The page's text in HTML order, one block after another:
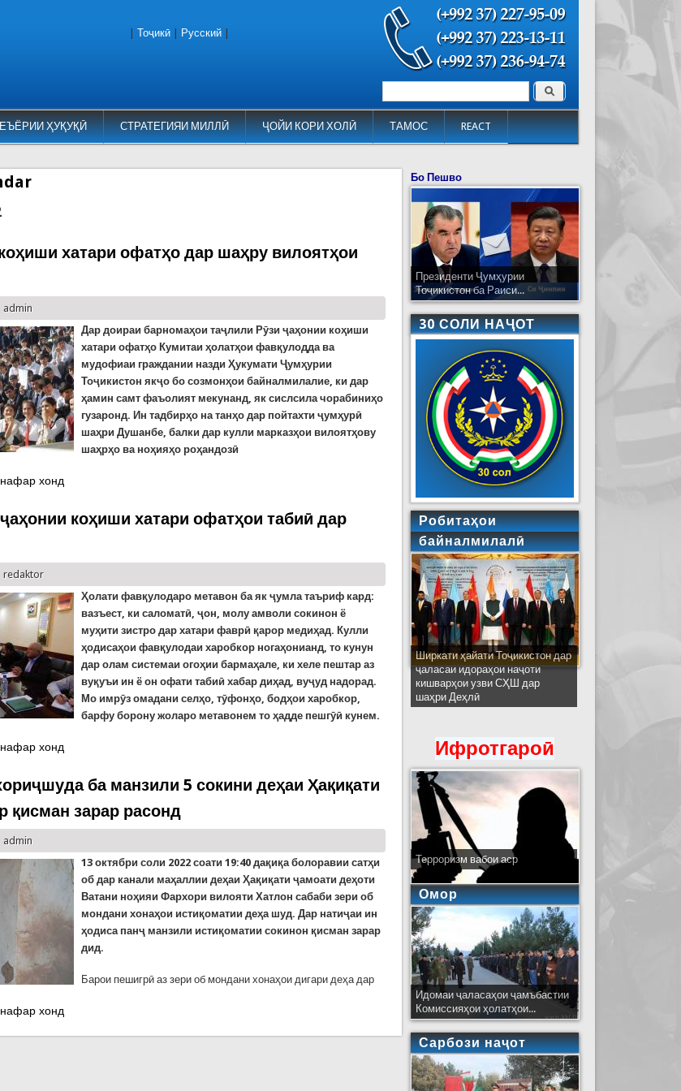
ҲУҚУҚӢ СТРАТЕГИЯИ МИЛЛӢ ҶОЙИ КОРИ ХОЛӢ ТАМОС REACT
Форма поиска Поиск
Тоҷикӣ Русский
хатари офатҳо дар шаҳру вилоятҳои
admin
Дар доираи барномаҳои таҷлили Рӯзи ҷаҳонии коҳиши
хатари офатҳо Кумитаи ҳолатҳои фавқулодда ва
мудофиаи граждании назди Ҳукумати Ҷумҳурии
Тоҷикистон якҷо бо созмонҳои байналмилалие, ки дар
ҳамин самт фаъолият мекунанд, як сислсила чорабиниҳо
гузаронд. Ин тадбирҳо на танҳо дар пойтахти ҷумҳурӣ
шаҳри Душанбе, балки дар кулли марказҳои вилоятҳову
шаҳрҳо ва ноҳияҳо роҳандозӣ
ҷаҳонии коҳиши хатари офатҳо дар шаҳру вилоятҳои кишвар
хонд
коҳиши хатари офатҳои табиӣ дар
redaktor
Ҳолати фавқулодаро метавон ба як ҷумла таъриф кард:
вазъест, ки саломатӣ, ҷон, молу амволи сокинон ё
муҳити зистро дар хатари фаврӣ қарор медиҳад. Кулли
ҳодисаҳои фавқулодаи харобкор ногаҳонианд, то кунун
дар олам системаи огоҳии бармаҳале, ки хеле пештар аз
вуқуъи ин ё он офати табиӣ хабар диҳад, вуҷуд надорад.
Мо имрӯз омадани селҳо, тӯфонҳо, бодҳои харобкор,
барфу борону жоларо метавонем то ҳадде пешгӯӣ кунем.
Рӯзи ҷаҳонии коҳиши хатари офатҳои табиӣ дар Тоҷикистон
хонд
ба манзили 5 сокини деҳаи Ҳақиқати
қисман зарар расонд
admin
13октябри соли 2022 соати 19:40 дақиқа болоравии сатҳи
об дар канали маҳаллии деҳаи Ҳақиқати ҷамоати деҳоти
Ватани ноҳияи Фархори вилояти Хатлон сабаби зери об
мондани хонаҳои истиқоматии деҳа шуд. Дар натиҷаи ин
ҳодиса панҷ манзили истиқоматии сокинон қисман зарар
дид.
Барои пешигрӣ аз зери об мондани хонаҳои дигари деҳа дар
канал хориҷшуда ба манзили 5 сокини деҳаи Ҳақиқати ноҳияи Фархор қисман зарар расонд
хонд
Бо Пешво
Президенти Ҷумҳурии
Тоҷикистон ба Раиси...
30 СОЛИ НАҶОТ
Робитаҳои
байналмилалӣ
Ширкати ҳайати Тоҷикистон дар
ҷаласаи идораҳои наҷоти
кишварҳои узви СҲШ дар
шаҳри Деҳлӣ
Ифротгароӣ
Терроризм вабои аср
Омор
Идомаи ҷаласаҳои ҷамъбастии
Комиссияҳои ҳолатҳои...
Сарбози наҷот